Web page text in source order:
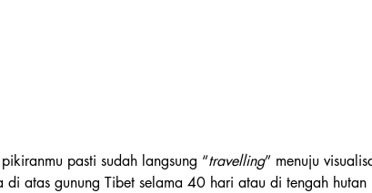
pasti sudah langsung “travelling” menuju
atas gunung Tibet selama 40 hari atau di tengah